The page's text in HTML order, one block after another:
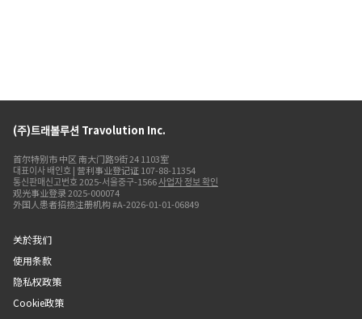
(주)트래볼루션 Travolution Inc.
首尔特别市 中区 南大门路9街 24 1103室
대표이사 배인호 | 营利事业登记证 107-88-11354
통신판매신고번호 2025-서울중구-1566사업자 정보 확인
观光事业登录 2025-000074
外国人患者招揽注册机构 #A-2026-01-01-06849
关於我们
使用条款
隐私权政策
Cookie政策